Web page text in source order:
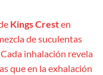
Kings Cresten
de suculentas
inhalación revela
que en la exhalación